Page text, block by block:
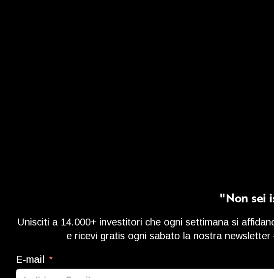
"Non sei
Unisciti a 14.000+ investitori che ogni settimana si
e ricevi gratis ogni sabato la nostra
E-mail